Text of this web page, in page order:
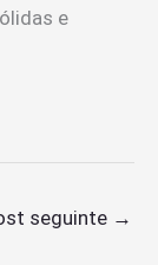
e
seguinte →